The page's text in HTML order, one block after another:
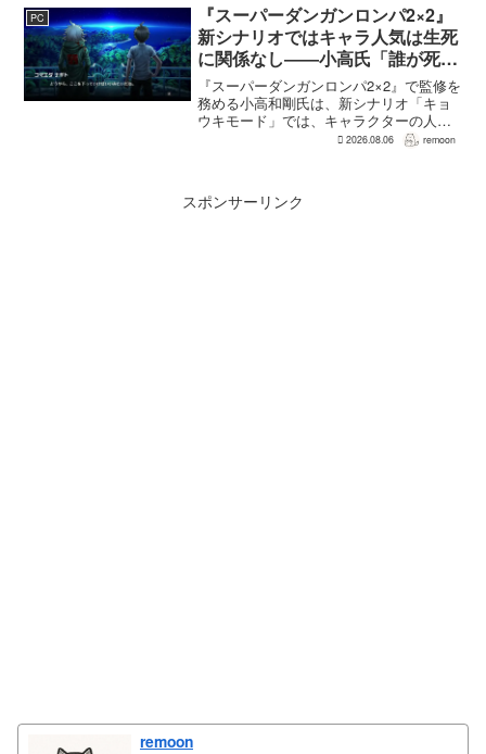
かで、同社はキャラクターやビジュアル
の魅力だけでなく、ゲ...
PC
『スーパーダンガンロンパ2×2』
新シナリオではキャラ人気は生死
に関係なし――小高氏「誰が死ん
でもヘイトメールは送らないで」
『スーパーダンガンロンパ2×2』で監修を
務める小高和剛氏は、新シナリオ「キョ
ウキモード」では、キャラクターの人気
にかかわらず退場させるとRPG Siteのイ
2026.08.06 remoon
スポンサーリンク
remoon